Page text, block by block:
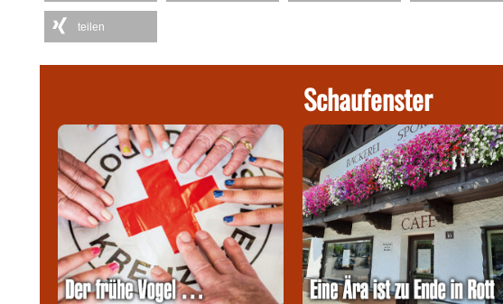
teilen
Schaufenster